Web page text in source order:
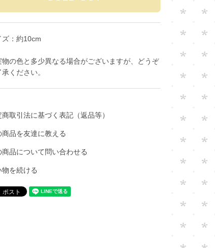
ズ：約10cm
の色と多少異なる場合がございますが、どうぞ
ください。
商取引法に基づく表記（返品等）
商品を友達に教える
商品について問い合わせる
物を続ける